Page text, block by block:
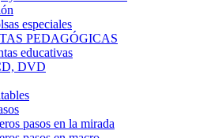
especiales
PEDAGÓGICAS
educativas
DVD
pasos en la mirada